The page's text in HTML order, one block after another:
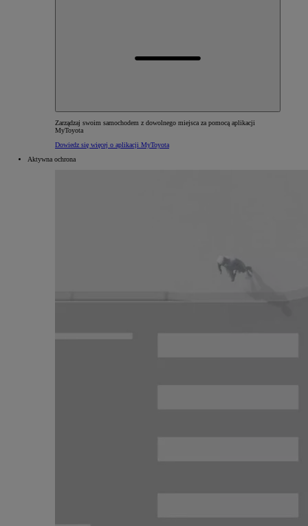
Zarządzaj swoim samochodem z dowolnego miejsca za pomocą aplikacji
MyToyota
Dowiedz się więcej o aplikacji MyToyota
Aktywna ochrona